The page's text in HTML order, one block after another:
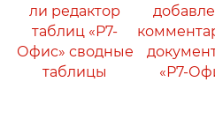
ли редактор
таблиц «Р7-
Офис» сводные
таблицы
«Р7-